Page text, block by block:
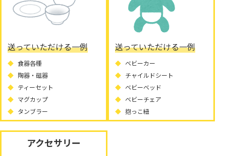
送っていただける一例
食器各種
陶器・磁器
ティーセット
マグカップ
タンブラー
送っていただける一例
ベビーカー
チャイルドシート
ベビーベッド
ベビーチェア
抱っこ紐
アクセサリー